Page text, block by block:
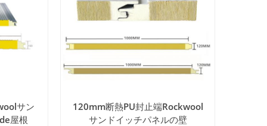
サン
屋根
120mm断熱PU封止端Rockwool
サンドイッチパネルの壁